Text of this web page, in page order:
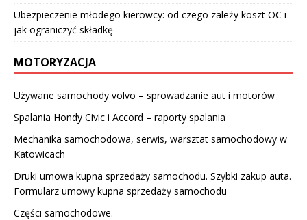
Ubezpieczenie młodego kierowcy: od czego zależy koszt OC i
jak ograniczyć składkę
MOTORYZACJA
Używane samochody volvo – sprowadzanie aut i motorów
Spalania Hondy Civic i Accord – raporty spalania
Mechanika samochodowa, serwis, warsztat samochodowy w
Katowicach
Druki umowa kupna sprzedaży samochodu. Szybki zakup auta.
Formularz umowy kupna sprzedaży samochodu
Części samochodowe.